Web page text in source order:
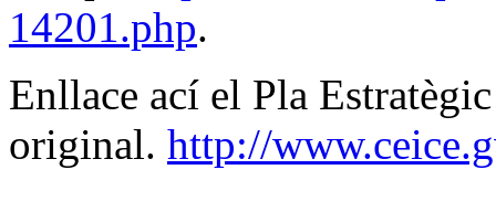
14201.php.
Enllace ací el Pla
original. http://